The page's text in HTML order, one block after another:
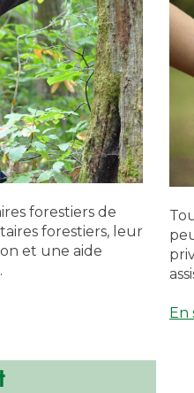
forestiers de
forestiers, leur
et une aide
En